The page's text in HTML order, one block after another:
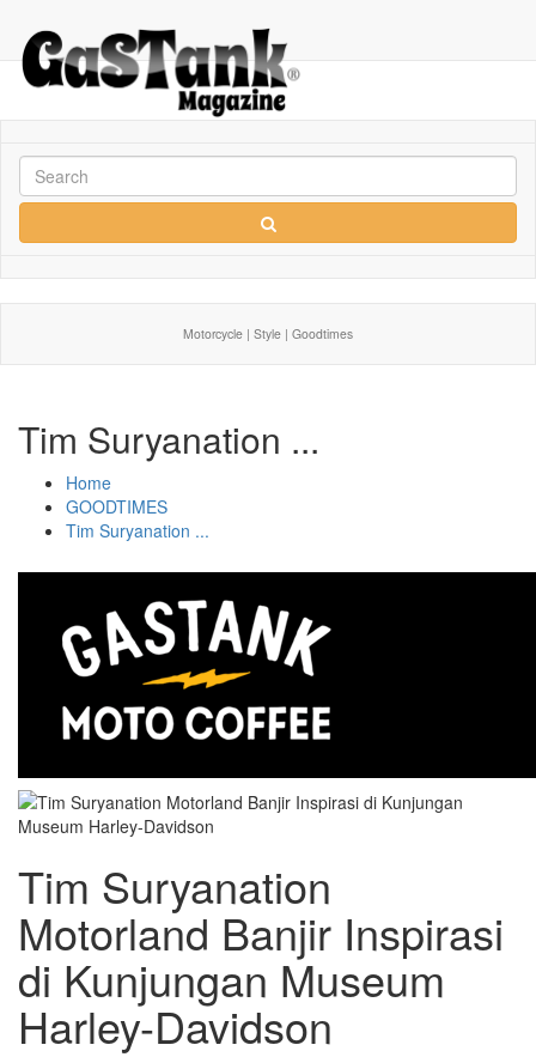
Motorcycle | Style | Goodtimes
Tim Suryanation ...
Home
GOODTIMES
Tim Suryanation ...
Tim Suryanation
Motorland Banjir Inspirasi
di Kunjungan Museum
Harley-Davidson